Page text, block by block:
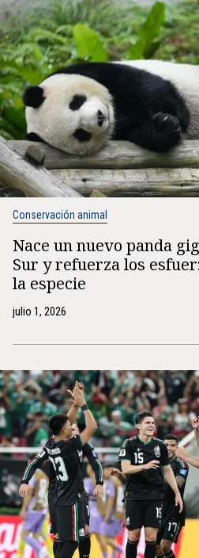
Conservación animal
Nace un nuevo panda
Sur y refuerza los
la especie
julio 1, 2026